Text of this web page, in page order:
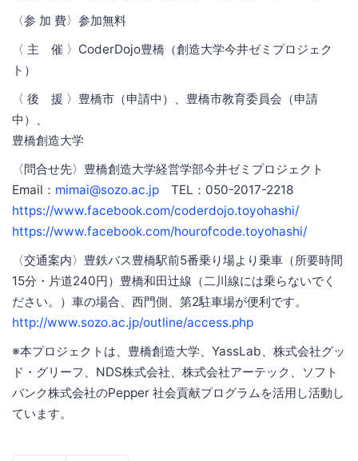
〈参 加 費〉参加無料
〈 主 催 〉CoderDojo豊橋（創造大学今井ゼミプロジェク
ト）
〈 後 援 〉豊橋市（申請中）、豊橋市教育委員会（申請
中）、
豊橋創造大学
〈問合せ先〉豊橋創造大学経営学部今井ゼミプロジェクト
Email： mimai@sozo.ac.jp TEL：050-2017-2218
https://www.facebook.com/coderdojo.toyohashi/
https://www.facebook.com/hourofcode.toyohashi/
〈交通案内〉豊鉄バス豊橋駅前5番乗り場より乗車（所要時間
15分・片道240円）豊橋和田辻線（二川線には乗らないでく
ださい。）車の場合、西門側、第2駐車場が便利です。
http://www.sozo.ac.jp/outline/access.php
※本プロジェクトは、豊橋創造大学、YassLab、株式会社グッ
ド・グリーフ、NDS株式会社、株式会社アーテック、ソフト
バンク株式会社のPepper 社会貢献プログラムを活用し活動し
ています。